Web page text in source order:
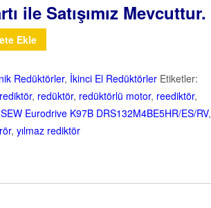
ile Satışımız Mevcuttur.
Ekle
Redüktörler, İkinci El Redüktörler Etiketler:
rediktör, redüktör, redüktörlü motor, reediktör,
SEW Eurodrive K97B DRS132M4BE5HR/ES/RV,
, yılmaz rediktör